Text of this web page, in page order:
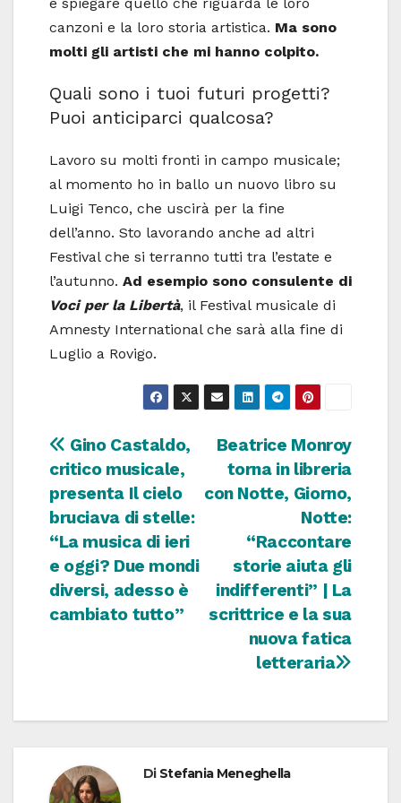
e spiegare quello che riguarda le loro
canzoni e la loro storia artistica. Ma sono
molti gli artisti che mi hanno colpito.
Quali sono i tuoi futuri progetti?
Puoi anticiparci qualcosa?
Lavoro su molti fronti in campo musicale;
al momento ho in ballo un nuovo libro su
Luigi Tenco, che uscirà per la fine
dell’anno. Sto lavorando anche ad altri
Festival che si terranno tutti tra l’estate e
l’autunno. Ad esempio sono consulente di
Voci per la Libertà, il Festival musicale di
Amnesty International che sarà alla fine di
Luglio a Rovigo.
Navigazione
articoli
Beatrice Monroy
torna in libreria
con Notte, Giorno,
Notte:
“Raccontare
storie aiuta gli
indifferenti” | La
scrittrice e la sua
nuova fatica
letteraria
Gino Castaldo,
critico musicale,
presenta Il cielo
bruciava di stelle:
“La musica di ieri
e oggi? Due mondi
diversi, adesso è
cambiato tutto”
Di Stefania Meneghella